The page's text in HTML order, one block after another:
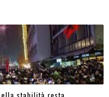
stabilità resta